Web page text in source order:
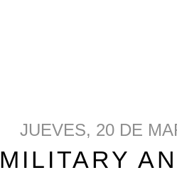
JUEVES, 20 DE
MILITARY